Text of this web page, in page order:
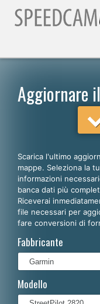
Italiano
English
Español
Deutsch
Polski
Aggiornare
Scarica l'ultimo
mappe. Seleziona la
informazioni
banca dati più
Riceverai
file necessari per
fare conversioni di
Fabbricante
Modello